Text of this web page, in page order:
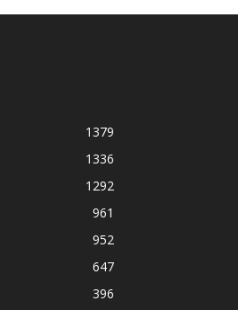
1379
1336
1292
961
952
647
396